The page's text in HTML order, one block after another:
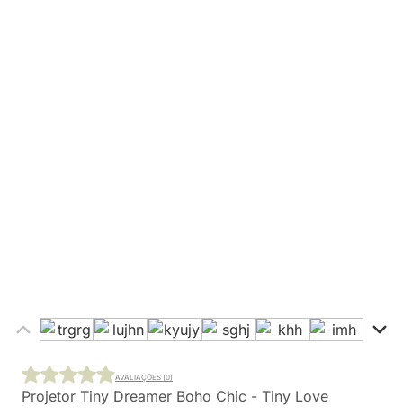
Projetor Tiny Dreamer Boho Chic - Tiny Love
AVALIAÇÕES (0)